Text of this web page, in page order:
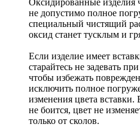
Оксидированные изделия
не допустимо полное
специальный чистящий
оксид станет тусклым и
Если изделие имеет
старайтесь не задевать
чтобы избежать
исключить полное
изменения цвета вставки.
не боится, цвет не
только от сколов.